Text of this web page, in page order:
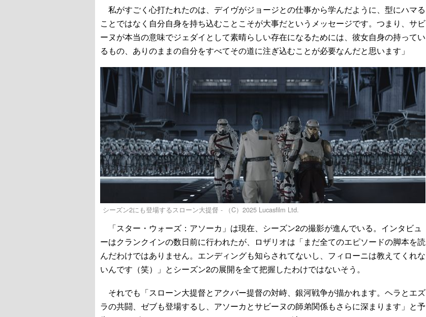
私がすごく心打たれたのは、デイヴがジョージとの仕事から学んだように、型にハマる
ことではなく自分自身を持ち込むことこそが大事だというメッセージです。つまり、サビ
ーヌが本当の意味でジェダイとして素晴らしい存在になるためには、彼女自身の持ってい
るもの、ありのままの自分をすべてその道に注ぎ込むことが必要なんだと思います」
シーズン2にも登場するスローン大提督 - （C）2025 Lucasfilm Ltd.
「スター・ウォーズ：アソーカ」は現在、シーズン2の撮影が進んでいる。インタビュ
ーはクランクインの数日前に行われたが、ロザリオは「まだ全てのエピソードの脚本を読
んだわけではありません。エンディングも知らされてないし、フィローニは教えてくれな
いんです（笑）」とシーズン2の展開を全て把握したわけではないそう。
それでも「スローン大提督とアクバー提督の対峙、銀河戦争が描かれます。ヘラとエズ
ラの共闘、ゼブも登場するし、アソーカとサビーヌの師弟関係もさらに深まります」と予